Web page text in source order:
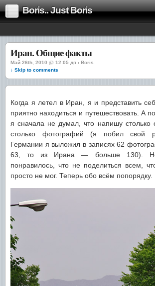
Boris.. Just Boris
Иран. Общие факты
Май 26th, 2010 @ 12:05 дп › Boris
↓ Skip to comments
Когда я летел в Иран, я и представить
приятно находиться и путешествовать. А
я сначала не думал, что напишу столько
столько фотографий (я побил свой
Германии я выложил в записях 62
63, то из Ирана — больше 130).
понравилось, что не поделиться всем,
просто не мог. Теперь обо всём попорядку.